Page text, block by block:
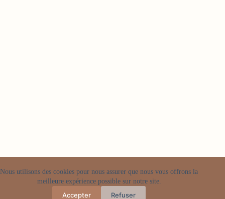
Nous utilisons des cookies pour nous assurer que nous vous offrons la
meilleure expérience possible sur notre site.
Accepter Refuser